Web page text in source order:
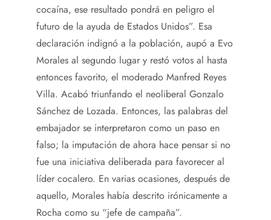
cocaína, ese resultado pondrá en peligro el
futuro de la ayuda de Estados Unidos”. Esa
declaración indignó a la población, aupó a Evo
Morales al segundo lugar y restó votos al hasta
entonces favorito, el moderado Manfred Reyes
Villa. Acabó triunfando el neoliberal Gonzalo
Sánchez de Lozada. Entonces, las palabras del
embajador se interpretaron como un paso en
falso; la imputación de ahora hace pensar si no
fue una iniciativa deliberada para favorecer al
líder cocalero. En varias ocasiones, después de
aquello, Morales había descrito irónicamente a
Rocha como su “jefe de campaña”.